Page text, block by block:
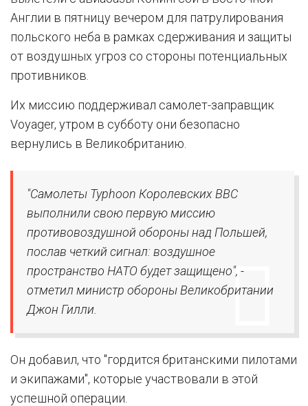
Англии в пятницу вечером для патрулирования
польского неба в рамках сдерживания и защиты
от воздушных угроз со стороны потенциальных
противников.
Их миссию поддерживал самолет-заправщик
Voyager, утром в субботу они безопасно
вернулись в Великобританию.
"Самолеты Typhoon Королевских ВВС
выполнили свою первую миссию
противовоздушной обороны над Польшей,
послав четкий сигнал: воздушное
пространство НАТО будет защищено", -
отметил министр обороны Великобритании
Джон Гилли.
Он добавил, что "гордится британскими пилотами
и экипажами", которые участвовали в этой
успешной операции.